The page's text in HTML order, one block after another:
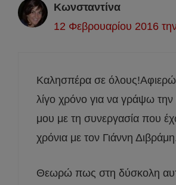
Κωνσταντίνα
12 Φεβρουαρίου 2016
Kαλησπέρα σε
λίγο χρόνο για να γράψω την
μου με τη συνεργασία που
χρόνια με τον Γιάννη
Θεωρώ πως στη δύσκολη